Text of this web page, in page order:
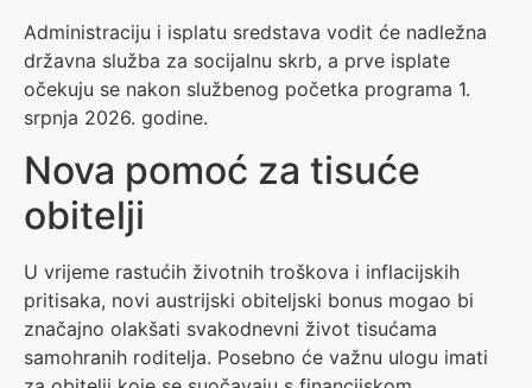
Administraciju i isplatu sredstava vodit će nadležna
državna služba za socijalnu skrb, a prve isplate
očekuju se nakon službenog početka programa 1.
srpnja 2026. godine.
Nova pomoć za tisuće
obitelji
U vrijeme rastućih životnih troškova i inflacijskih
pritisaka, novi austrijski obiteljski bonus mogao bi
značajno olakšati svakodnevni život tisućama
samohranih roditelja. Posebno će važnu ulogu imati